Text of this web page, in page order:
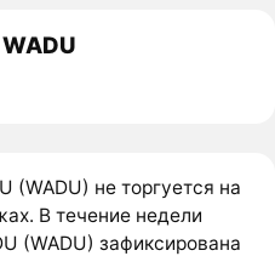
(WADU) не торгуется на
В течение недели
(WADU) зафиксирована